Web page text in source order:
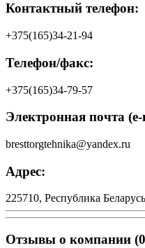
Контактный телефон:
+375(165)34-21-94
Телефон/факс:
+375(165)34-79-57
Электронная почта
bresttorgtehnika@yandex.ru
Адрес:
225710, Республика
Отзывы о компании